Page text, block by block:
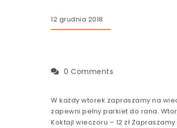
12 grudnia 2018
0 Comments
W każdy wtorek zapraszamy na
zapewni pełny parkiet do rana.
Koktajl wieczoru – 12 zł Zapraszamy